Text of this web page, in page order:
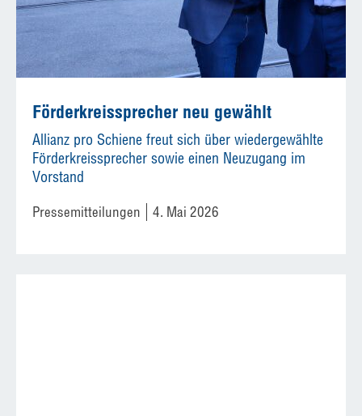
Förderkreissprecher neu gewählt
Allianz pro Schiene freut sich über wiedergewählte
Förderkreissprecher sowie einen Neuzugang im
Vorstand
Pressemitteilungen 4. Mai 2026